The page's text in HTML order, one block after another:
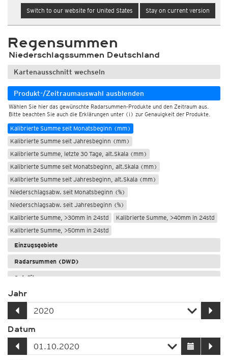
Switch to our website for United States Stay on current version
Regensummen
Niederschlagssummen Deutschland
Kartenausschnitt wechseln
Produkt-/Zeitraumauswahl ausblenden
Wählen Sie hier das gewünschte Radarsummen-Produkte und den Zeitraum aus.
Bitte beachten Sie auch die Erklärungen unter (i) zur Genauigkeit der Produkte.
Kalibrierte Radarsummen (Kachelmann GmbH)
Kalibr. Niederschlagssumme, 1std (mm)
Kalibr. Niederschlagssumme, 6std (mm)
Kalibr. Niederschlagssumme, 24std (mm)
Kalibr. Niederschlagssumme,72std (mm)
Kalibrierte Summe, letzte 7 Tage (mm)
Kalibrierte Summe, letzte 30 Tage (mm)
Kalibrierte Summe, letzte 90 Tage (mm)
Kalibrierte Summe, letzte 365 Tage (mm)
Kalibrierte Summe seit Monatsbeginn (mm)
Kalibrierte Summe seit Jahresbeginn (mm)
Kalibrierte Summe, letzte 30 Tage, alt.Skala (mm)
Kalibrierte Summe seit Monatsbeginn, alt.Skala (mm)
Kalibrierte Summe seit Jahresbeginn, alt.Skala (mm)
Niederschlagsabw. seit Monatsbeginn (%)
Niederschlagsabw. seit Jahresbeginn (%)
Kalibrierte Summe, >30mm in 24std
Kalibrierte Summe, >40mm in 24std
Kalibrierte Summe, >50mm in 24std
Einzugsgebiete
Radarsummen (DWD)
Satellitensummen
GSMaP-Satellitensummen
Jahr
Datum